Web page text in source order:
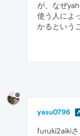
が、なぜ
使う人によ
かるという
yasu0796
furuki2aikiさ